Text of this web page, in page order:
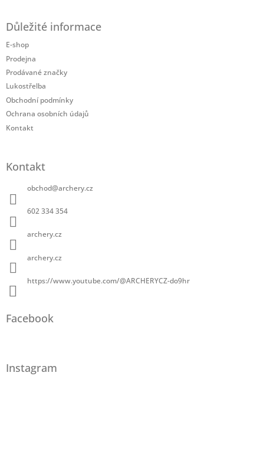
Důležité informace
E-shop
Prodejna
Prodávané značky
Lukostřelba
Obchodní podmínky
Ochrana osobních údajů
Kontakt
Kontakt
obchod@archery.cz
602 334 354
archery.cz
archery.cz
https://www.youtube.com/@ARCHERYCZ-do9hr
Facebook
Instagram